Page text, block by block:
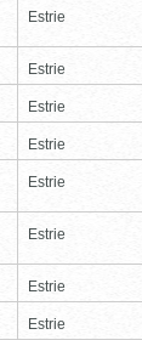
Estrie
Estrie
Estrie
Estrie
Estrie
Estrie
Estrie
Estrie